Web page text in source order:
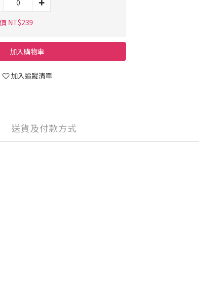
NT$239
加入購物車
加入追蹤清單
送貨及付款方式